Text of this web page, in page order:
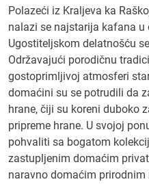
Polazeći iz Kraljeva ka
nalazi se najstarija kafana u
Ugostiteljskom delatnošću
Održavajući porodičnu
gostoprimljivoj atmosferi
domaćini su se potrudili da
hrane, čiji su koreni duboko
pripreme hrane. U svojoj
pohvaliti sa bogatom
zastupljenim domaćim
naravno domaćim